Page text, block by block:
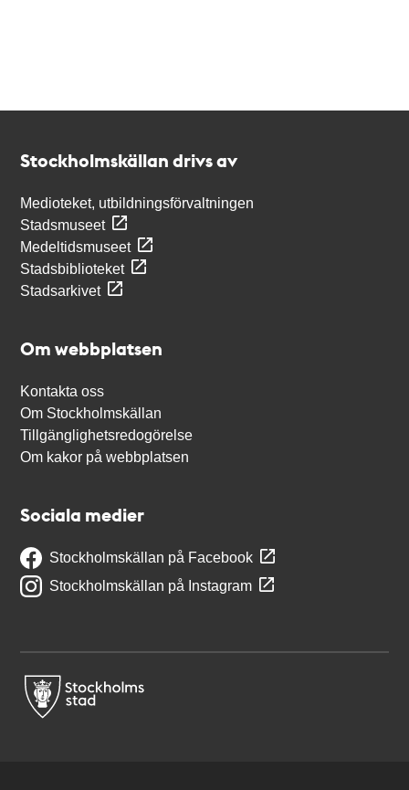
Stockholmskällan drivs av
Medioteket, utbildningsförvaltningen
Stadsmuseet
Medeltidsmuseet
Stadsbiblioteket
Stadsarkivet
Om webbplatsen
Kontakta oss
Om Stockholmskällan
Tillgänglighetsredogörelse
Om kakor på webbplatsen
Sociala medier
Stockholmskällan på Facebook
Stockholmskällan på Instagram